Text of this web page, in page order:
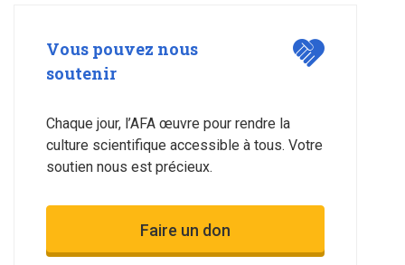
Vous pouvez nous
soutenir
Chaque jour, l’AFA œuvre pour rendre la
culture scientifique accessible à tous. Votre
soutien nous est précieux.
Faire un don